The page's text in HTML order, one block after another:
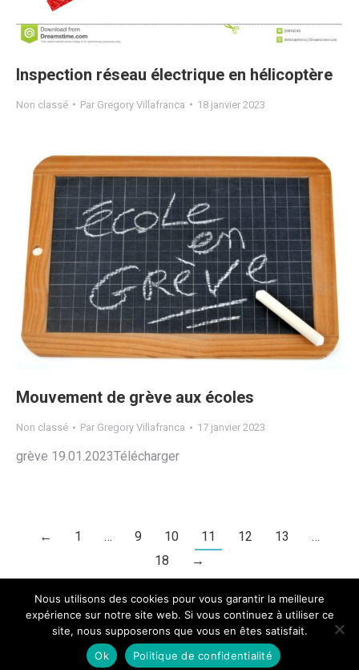
Inspection réseau électrique en hélicoptère
Non classé Par Gregory Villafranca 18 janvier 2023
Mouvement de grève aux écoles
Non classé Par Gregory Villafranca 17 janvier 2023
grève 19.01.2023Télécharger
← 1 … 9 10 11 12 13
…
18
→
Nous utilisons des cookies pour vous garantir la meilleure
expérience sur notre site web. Si vous continuez à utiliser ce
site, nous supposerons que vous en êtes satisfait.
Ok
Politique de confidentialité